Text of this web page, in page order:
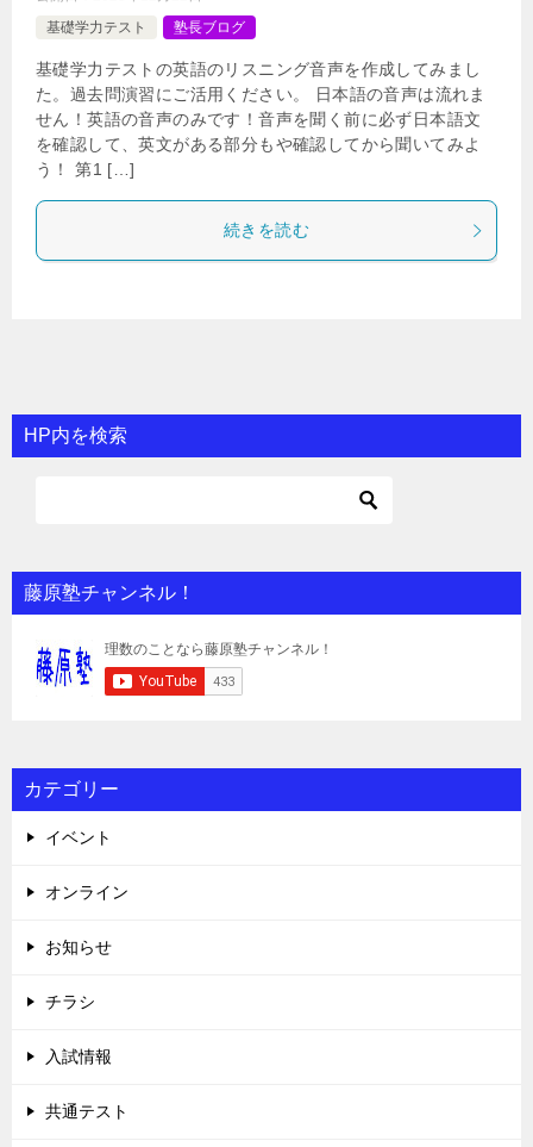
基礎学力テスト
塾長ブログ
基礎学力テストの英語のリスニング音声を作成してみまし
た。過去問演習にご活用ください。 日本語の音声は流れま
せん！英語の音声のみです！音声を聞く前に必ず日本語文
を確認して、英文がある部分もや確認してから聞いてみよ
う！ 第1 […]
続きを読む
HP内を検索
藤原塾チャンネル！
カテゴリー
イベント
オンライン
お知らせ
チラシ
入試情報
共通テスト